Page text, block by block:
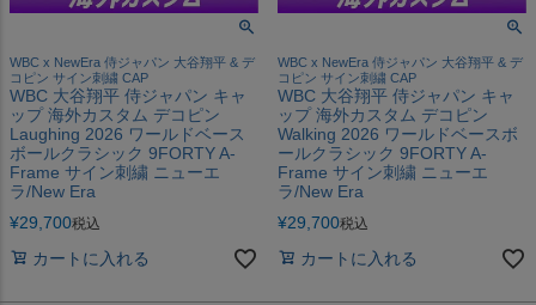
WBC x NewEra 侍ジャパン 大谷翔平 & デ
コピン サイン刺繍 CAP
WBC 大谷翔平 侍ジャパン キャ
ップ 海外カスタム デコピン
Laughing 2026 ワールドベース
ボールクラシック 9FORTY A-
Frame サイン刺繍 ニューエ
ラ/New Era
¥29,700税込
カートに入れる
WBC x NewEra 侍ジャパン 大谷翔平 & デ
コピン サイン刺繍 CAP
WBC 大谷翔平 侍ジャパン キャ
ップ 海外カスタム デコピン
Walking 2026 ワールドベースボ
ールクラシック 9FORTY A-
Frame サイン刺繍 ニューエ
ラ/New Era
¥29,700税込
カートに入れる